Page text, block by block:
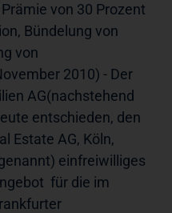
von 30 Prozent
Bündelung von
von
2010) - Der
AG(nachstehend
entschieden, den
Estate AG, Köln,
einfreiwilliges
für die im